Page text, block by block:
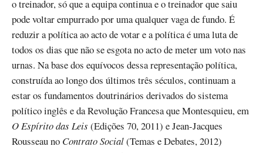
o treinador, só que a equipa continua e o treinador que saiu
pode voltar empurrado por uma qualquer vaga de fundo. É
reduzir a política ao acto de votar e a política é uma luta de
todos os dias que não se esgota no acto de meter um voto nas
urnas. Na base dos equívocos dessa representação política,
construída ao longo dos últimos três séculos, continuam a
estar os fundamentos doutrinários derivados do sistema
político inglês e da Revolução Francesa que Montesquieu, em
O Espírito das Leis (Edições 70, 2011) e Jean-Jacques
Rousseau no Contrato Social(Temas e Debates, 2012)